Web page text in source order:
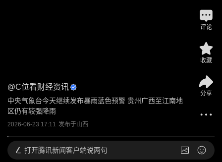
@C位看财经资讯
中央气象台今天继续发布暴雨蓝色预警 贵州广西至江南地
区仍有较强降雨
2026-06-23 17:11 发布于山西
评论
收藏
分享
打开腾讯新闻客户端说两句